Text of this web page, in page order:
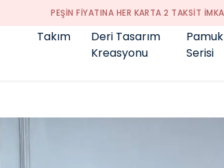
GENÇ BÜYÜK BEDEN 👑
Takım
Deri Tasarım
Kreasyonu
Pamuk
Serisi